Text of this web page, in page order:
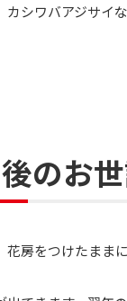
カシワバアジサイ
のお世
房をつけたまま